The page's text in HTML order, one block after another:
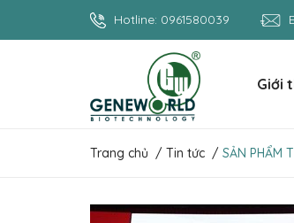
Hotline: 0961580039
Giới
Trang chủ / Tin tức / SẢN PHẨM